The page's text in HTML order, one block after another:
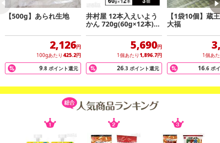
注意事項
【キャンセルについて】
※お申込み後のキャンセルはお受けできません。
にご納得いただきましたうえでお申し込みください。
※パッケージ変更や商品リニューアル(成分など含む)等により、参考
合がございます。
また、[新たな加工食品の原料原産地表示制度]の経過措置期間の終
【500g】あられ生地
2,126円
100gあたり 425.2円
9.8 ポイント還元
井村屋 12本入えいよう
かん 720g(60g×12本)×3
5,690円
1個あたり 1,896.7円
26.3 ポイント還元
【1袋10個】蔵
大福
1個あ
16.6 ポ